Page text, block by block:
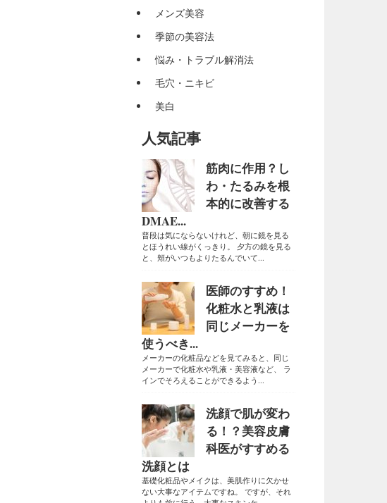
メンズ美容
季節の美容法
悩み・トラブル解消法
毛穴・ニキビ
美白
人気記事
筋肉に作用？し
わ・たるみを根
本的に改善する
DMAE...
普段は気にならないけれど、朝に鏡を見る
とほうれい線がくっきり。 夕方の鏡を見る
と、頬がいつもよりたるんでいて...
医師のすすめ！
化粧水と乳液は
同じメーカーを
使うべき...
メーカーの化粧品などを見てみると、同じ
メーカーで化粧水や乳液・美容液など、 ラ
インでそろえることができるよう...
洗顔で肌が変わ
る！？美容皮膚
科医がすすめる
洗顔とは
基礎化粧品やメイクは、美肌作りに欠かせ
ない大事なアイテムですね。 ですが、それ